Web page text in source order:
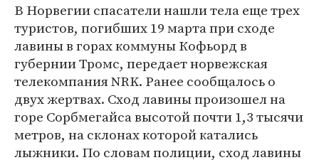
В Норвегии спасатели нашли тела еще трех
туристов, погибших 19 марта при сходе
лавины в горах коммуны Кофьорд в
губернии Тромс, передает норвежская
телекомпания NRK. Ранее сообщалось о
двух жертвах. Сход лавины произошел на
горе Сорбмегайса высотой почти 1,3 тысячи
метров, на склонах которой катались
лыжники. По словам полиции, сход лавины